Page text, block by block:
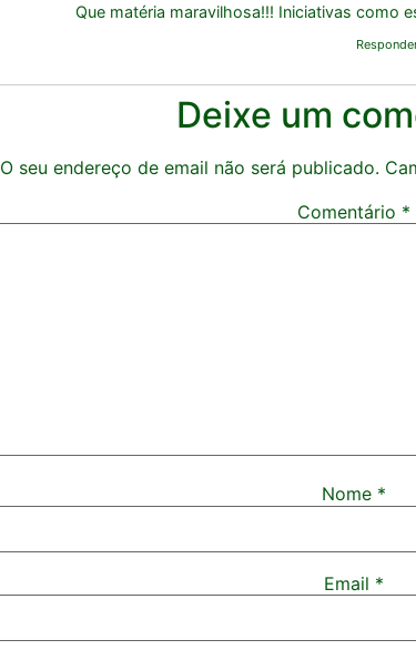
Que matéria maravilhosa!!! Iniciativas como
Deixe um
O seu endereço de email não será publicado.
Comentário *
Nome *
Email *